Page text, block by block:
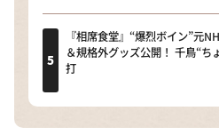
『相席食堂』“爆烈ボイン”元
＆規格外グッズ公開！ 千鳥“ち
打